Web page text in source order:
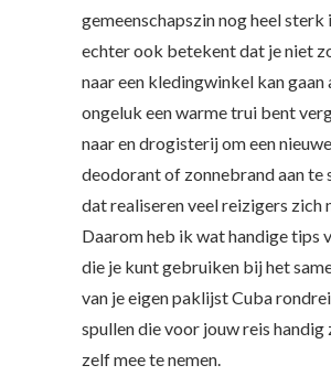
gemeenschapszin nog heel sterk
echter ook betekent dat je niet
naar een kledingwinkel kan gaan
ongeluk een warme trui bent
naar en drogisterij om een nieuwe
deodorant of zonnebrand aan te
dat realiseren veel reizigers zich
Daarom heb ik wat handige tips
die je kunt gebruiken bij het
van je eigen paklijst Cuba
spullen die voor jouw reis handig
zelf mee te nemen.